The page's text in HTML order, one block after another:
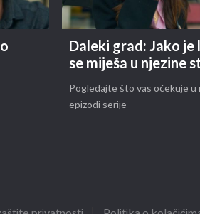
Daleki grad: Jako je
se miješa u njezine
Pogledajte što vas očekuje u
epizodi serije